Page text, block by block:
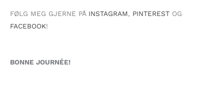
FØLG MEG GJERNE PÅ INSTAGRAM, PINTEREST OG
FACEBOOK!
BONNE JOURNÉE!